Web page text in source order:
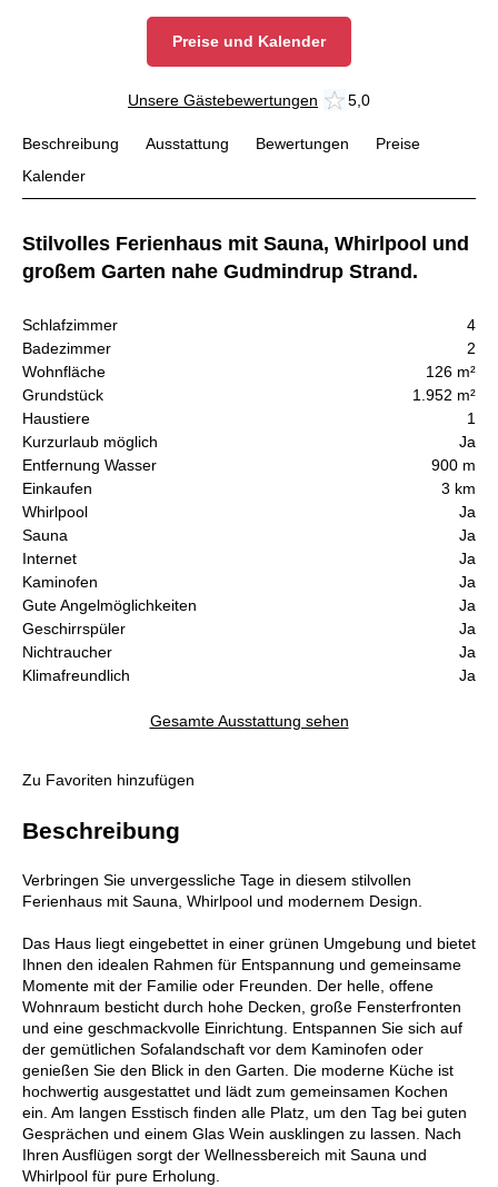
Preise und Kalender
Unsere Gästebewertungen 5,0
Beschreibung Ausstattung Bewertungen
Preise
Kalender
Stilvolles Ferienhaus mit Sauna, Whirlpool und
großem Garten nahe Gudmindrup Strand.
Schlafzimmer
4
Badezimmer
2
Wohnfläche
126 m²
Grundstück
1.952 m²
Haustiere
1
Kurzurlaub möglich
Ja
Entfernung Wasser
900 m
Einkaufen
3 km
Whirlpool
Ja
Sauna
Ja
Internet
Ja
Kaminofen
Ja
Gute Angelmöglichkeiten
Ja
Geschirrspüler
Ja
Nichtraucher
Ja
Klimafreundlich
Ja
Gesamte Ausstattung sehen
Zu Favoriten hinzufügen
Beschreibung
Verbringen Sie unvergessliche Tage in diesem stilvollen
Ferienhaus mit Sauna, Whirlpool und modernem Design.
Das Haus liegt eingebettet in einer grünen Umgebung und bietet
Ihnen den idealen Rahmen für Entspannung und gemeinsame
Momente mit der Familie oder Freunden. Der helle, offene
Wohnraum besticht durch hohe Decken, große Fensterfronten
und eine geschmackvolle Einrichtung. Entspannen Sie sich auf
der gemütlichen Sofalandschaft vor dem Kaminofen oder
genießen Sie den Blick in den Garten. Die moderne Küche ist
hochwertig ausgestattet und lädt zum gemeinsamen Kochen
ein. Am langen Esstisch finden alle Platz, um den Tag bei guten
Gesprächen und einem Glas Wein ausklingen zu lassen. Nach
Ihren Ausflügen sorgt der Wellnessbereich mit Sauna und
Whirlpool für pure Erholung.